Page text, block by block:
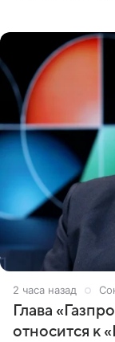
2 часа назад
Глава
относится к